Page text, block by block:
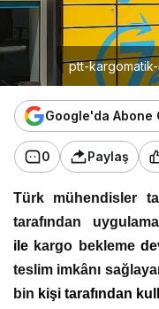
ptt-
Google'da Abone
0 Paylaş
Türk mühendisler
tarafından
ile kargo bekleme
teslim imkânı
bin kişi tarafından